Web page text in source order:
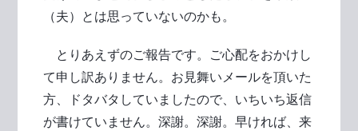
（夫）とは思っていないのかも。
とりあえずのご報告です。ご心配をおかけし
て申し訳ありません。お見舞いメールを頂いた
方、ドタバタしていましたので、いちいち返信
が書けていません。深謝。深謝。早ければ、来